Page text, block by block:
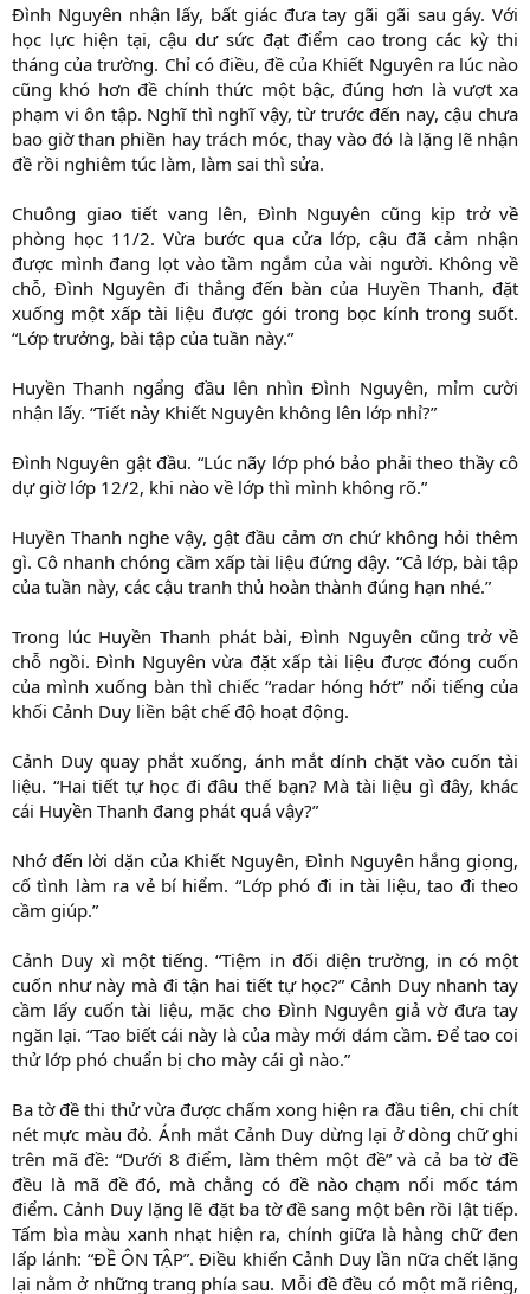
Đình Nguyên nhận lấy, bất giác đưa tay gãi gãi sau gáy. Với
học lực hiện tại, cậu dư sức đạt điểm cao trong các kỳ thi
tháng của trường. Chỉ có điều, đề của Khiết Nguyên ra lúc nào
cũng khó hơn đề chính thức một bậc, đúng hơn là vượt xa
phạm vi ôn tập. Nghĩ thì nghĩ vậy, từ trước đến nay, cậu chưa
bao giờ than phiền hay trách móc, thay vào đó là lặng lẽ nhận
đề rồi nghiêm túc làm, làm sai thì sửa.
Chuông giao tiết vang lên, Đình Nguyên cũng kịp trở về
phòng học 11/2. Vừa bước qua cửa lớp, cậu đã cảm nhận
được mình đang lọt vào tầm ngắm của vài người. Không về
chỗ, Đình Nguyên đi thẳng đến bàn của Huyền Thanh, đặt
xuống một xấp tài liệu được gói trong bọc kính trong suốt.
“Lớp trưởng, bài tập của tuần này.”
Huyền Thanh ngẩng đầu lên nhìn Đình Nguyên, mỉm cười
nhận lấy. “Tiết này Khiết Nguyên không lên lớp nhỉ?”
Đình Nguyên gật đầu. “Lúc nãy lớp phó bảo phải theo thầy cô
dự giờ lớp 12/2, khi nào về lớp thì mình không rõ.”
Huyền Thanh nghe vậy, gật đầu cảm ơn chứ không hỏi thêm
gì. Cô nhanh chóng cầm xấp tài liệu đứng dậy. “Cả lớp, bài tập
của tuần này, các cậu tranh thủ hoàn thành đúng hạn nhé.”
Trong lúc Huyền Thanh phát bài, Đình Nguyên cũng trở về
chỗ ngồi. Đình Nguyên vừa đặt xấp tài liệu được đóng cuốn
của mình xuống bàn thì chiếc “radar hóng hớt” nổi tiếng của
khối Cảnh Duy liền bật chế độ hoạt động.
Cảnh Duy quay phắt xuống, ánh mắt dính chặt vào cuốn tài
liệu. “Hai tiết tự học đi đâu thế bạn? Mà tài liệu gì đây, khác
cái Huyền Thanh đang phát quá vậy?”
Nhớ đến lời dặn của Khiết Nguyên, Đình Nguyên hắng giọng,
cố tình làm ra vẻ bí hiểm. “Lớp phó đi in tài liệu, tao đi theo
cầm giúp.”
Cảnh Duy xì một tiếng. “Tiệm in đối diện trường, in có một
cuốn như này mà đi tận hai tiết tự học?” Cảnh Duy nhanh tay
cầm lấy cuốn tài liệu, mặc cho Đình Nguyên giả vờ đưa tay
ngăn lại. “Tao biết cái này là của mày mới dám cầm. Để tao coi
thử lớp phó chuẩn bị cho mày cái gì nào.”
Ba tờ đề thi thử vừa được chấm xong hiện ra đầu tiên, chi chít
nét mực màu đỏ. Ánh mắt Cảnh Duy dừng lại ở dòng chữ ghi
trên mã đề: “Dưới 8 điểm, làm thêm một đề” và cả ba tờ đề
đều là mã đề đó, mà chẳng có đề nào chạm nổi mốc tám
điểm. Cảnh Duy lặng lẽ đặt ba tờ đề sang một bên rồi lật tiếp.
Tấm bìa màu xanh nhạt hiện ra, chính giữa là hàng chữ đen
lấp lánh: “ĐỀ ÔN TẬP”. Điều khiến Cảnh Duy lần nữa chết lặng
lại nằm ở những trang phía sau. Mỗi đề đều có một mã riêng,